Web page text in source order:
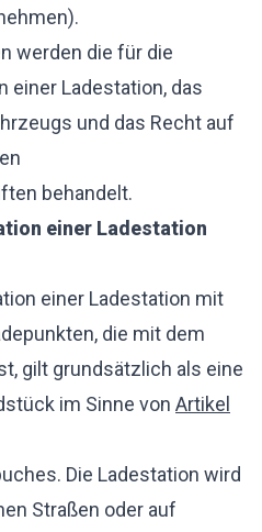
werden die für die
einer Ladestation, das
und das Recht auf
behandelt.
einer Ladestation
einer Ladestation mit
die mit dem
gilt grundsätzlich als eine
im Sinne von Artikel
Die Ladestation wird
Straßen oder auf